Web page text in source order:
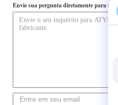
Envie sua pergunta diretamente para nós